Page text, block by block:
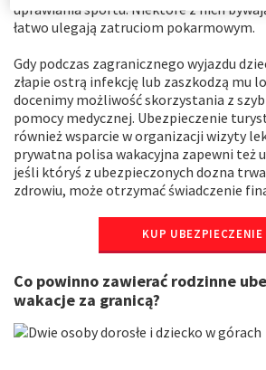
uprawiania sportu. Niektóre z nich
łatwo ulegają zatruciom pokarmowym.
Gdy podczas zagranicznego wyjazdu
złapie ostrą infekcję lub zaszkodzą mu
docenimy możliwość skorzystania z
pomocy medycznej. Ubezpieczenie
również wsparcie w organizacji wizyty
prywatna polisa wakacyjna zapewni też
jeśli któryś z ubezpieczonych dozna
zdrowiu, może otrzymać świadczenie
KUP UBEZPIECZENIE
Co powinno zawierać rodzinne
wakacje za granicą?